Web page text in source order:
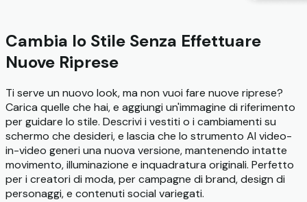
Cambia lo Stile Senza Effettuare
Nuove Riprese
Ti serve un nuovo look, ma non vuoi fare nuove riprese?
Carica quelle che hai, e aggiungi un'immagine di riferimento
per guidare lo stile. Descrivi i vestiti o i cambiamenti su
schermo che desideri, e lascia che lo strumento AI video-
in-video generi una nuova versione, mantenendo intatte
movimento, illuminazione e inquadratura originali. Perfetto
per i creatori di moda, per campagne di brand, design di
personaggi, e contenuti social variegati.